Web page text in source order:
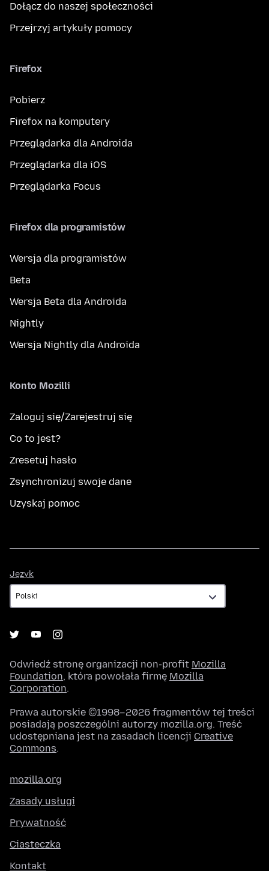
Dołącz do naszej społeczności
Przejrzyj artykuły pomocy
Firefox
Pobierz
Firefox na komputery
Przeglądarka dla Androida
Przeglądarka dla iOS
Przeglądarka Focus
Firefox dla programistów
Wersja dla programistów
Beta
Wersja Beta dla Androida
Nightly
Wersja Nightly dla Androida
Konto Mozilli
Zaloguj się/Zarejestruj się
Co to jest?
Zresetuj hasło
Zsynchronizuj swoje dane
Uzyskaj pomoc
Język
Odwiedź stronę organizacji non-profit Mozilla
Foundation, która powołała firmę Mozilla
Corporation.
Prawa autorskie ©1998–2026 fragmentów tej treści
posiadają poszczególni autorzy mozilla.org. Treść
udostępniana jest na zasadach licencji Creative
Commons.
mozilla.org
Zasady usługi
Prywatność
Ciasteczka
Kontakt